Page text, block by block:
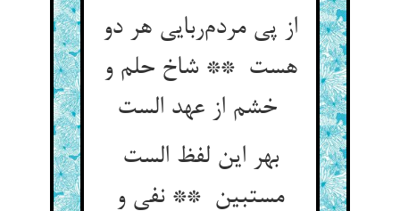
از پی مردم‌ربایی هر دو
هست ** شاخ حلم و
خشم از عهد الست
بهر این لفظ الست
مستبین ** نفی و